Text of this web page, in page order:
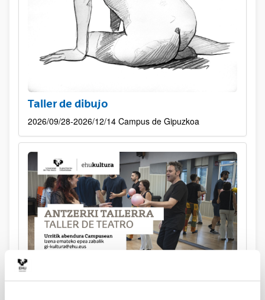
Taller de dibujo
2026/09/28-2026/12/14 Campus de Gipuzkoa
Taller de improvisación teatral